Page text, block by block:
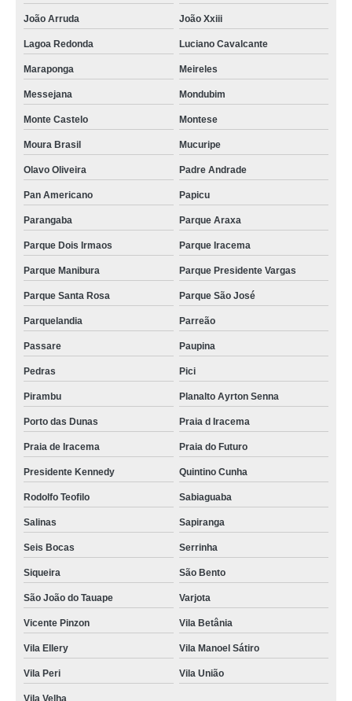
comprar caixão simples Jangurussu
comprar caixão de madeira Serrinha
venda de caixão infantil Parquelandia
venda de caixão para recém nascido Parque Iracema
caixão valor Genibau
caixão de luxo Iracema
caixões para defunto Mucuripe
caixões com vidro Montese
venda de caixão Centro de Fortaleza
caixão infantil valor Mucuripe
caixão funerário Alagadico/sao Gerardo
caixão para defunto Paupina
caixões para enterro Cidade 2000
venda de caixão para enterro Fortaleza
caixão para cremação valor São João do Tauape
caixões simples Praia do Futuro
venda de caixão infantil Autran Nunes
caixão de luxo valor Jangurussu
caixão simples Henrique Jorge
caixão simples valor Curio
caixões de luxo Guararapes
João Arruda João Xxiii
Lagoa Redonda Luciano Cavalcante
Maraponga Meireles
Messejana Mondubim
Monte Castelo Montese
Moura Brasil Mucuripe
Olavo Oliveira Padre Andrade
Pan Americano Papicu
Parangaba Parque Araxa
Parque Dois Irmaos Parque Iracema
Parque Manibura Parque Presidente Vargas
Parque Santa Rosa Parque São José
Parquelandia Parreão
Passare Paupina
Pedras Pici
Pirambu Planalto Ayrton Senna
Porto das Dunas Praia d Iracema
Praia de Iracema Praia do Futuro
Presidente Kennedy Quintino Cunha
Rodolfo Teofilo Sabiaguaba
Salinas Sapiranga
Seis Bocas Serrinha
Siqueira São Bento
São João do Tauape Varjota
Vicente Pinzon Vila Betânia
Vila Ellery Vila Manoel Sátiro
Vila Peri Vila União
Vila Velha